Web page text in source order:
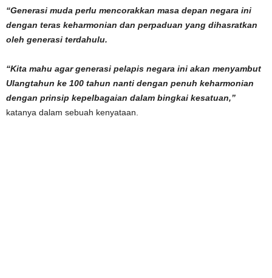
“Generasi muda perlu mencorakkan masa depan negara ini
dengan teras keharmonian dan perpaduan yang dihasratkan
oleh generasi terdahulu.
“Kita mahu agar generasi pelapis negara ini akan menyambut
Ulangtahun ke 100 tahun nanti dengan penuh keharmonian
dengan prinsip kepelbagaian dalam bingkai kesatuan,”
katanya dalam sebuah kenyataan.